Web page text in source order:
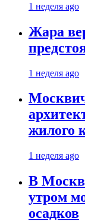
1 неделя ago
Жара
1 неделя ago
жилого
1 неделя ago
В
утром
осадков